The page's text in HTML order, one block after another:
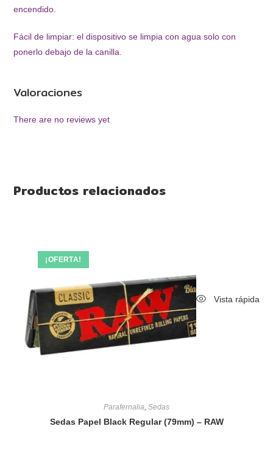
encendido.
Fácil de limpiar: el dispositivo se limpia con agua solo con
ponerlo debajo de la canilla.
Valoraciones
There are no reviews yet
Productos relacionados
¡OFERTA!
Vista rápida
Parafernalia, Sedas
Sedas Papel Black Regular (79mm) – RAW